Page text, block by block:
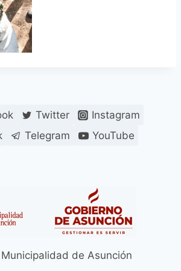
Twitter
Instagram
Telegram YouTube
de Asunción